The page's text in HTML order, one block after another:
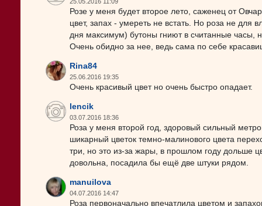
Розе у меня будет второе лето, саженец от
цвет, запах - умереть не встать. Но роза не для
дня максимум) бутоны гниют в считанные часы,
Очень обидно за нее, ведь сама по себе
Rina84
25.06.2016 19:35
Очень красивый цвет но очень быстро опадает.
lencik
03.07.2016 18:36
Роза у меня второй год, здоровый сильный
шикарный цветок темно-малинового цвета
три, но это из-за жары, в прошлом году дольше
довольна, посадила бы ещё две штуки рядом.
manuilova
04.07.2016 14:47
Роза первоначально впечатлила цветом и